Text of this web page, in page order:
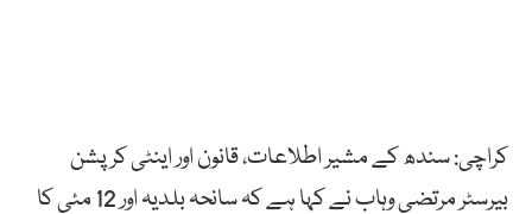
کراچی: سندھ کے مشیر اطلاعات، قانون اور اینٹی کرپشن
بیرسٹر مرتضی وہاب نے کہا ہے کہ سانحہ بلدیہ اور 12 مئی کا